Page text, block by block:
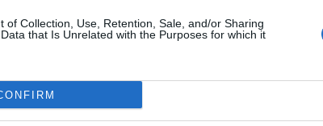
of Collection, Use, Retention, Sale, and/or Sharing
that Is Unrelated with the Purposes for which it